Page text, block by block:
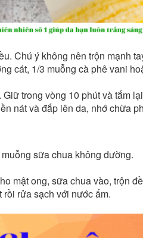
Chú ý không nên trộn mạnh
cát, 1/3 muỗng cà phê vani
trong vòng 10 phút và tắm
nát và đắp lên da, nhớ chừa
sữa chua không đường.
mật ong, sữa chua vào, trộn
rồi rửa sạch với nước ấm.